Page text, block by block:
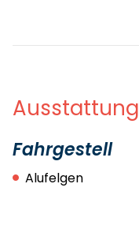
Ausstattung
Fahrgestell
Alufelgen